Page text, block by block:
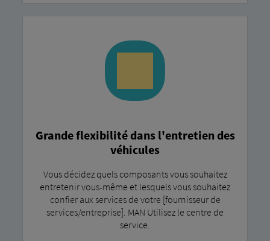
Grande flexibilité dans l'entretien des
véhicules
Vous décidez quels composants vous souhaitez
entretenir vous-même et lesquels vous souhaitez
confier aux services de votre [fournisseur de
services/entreprise]. MAN Utilisez le centre de
service.